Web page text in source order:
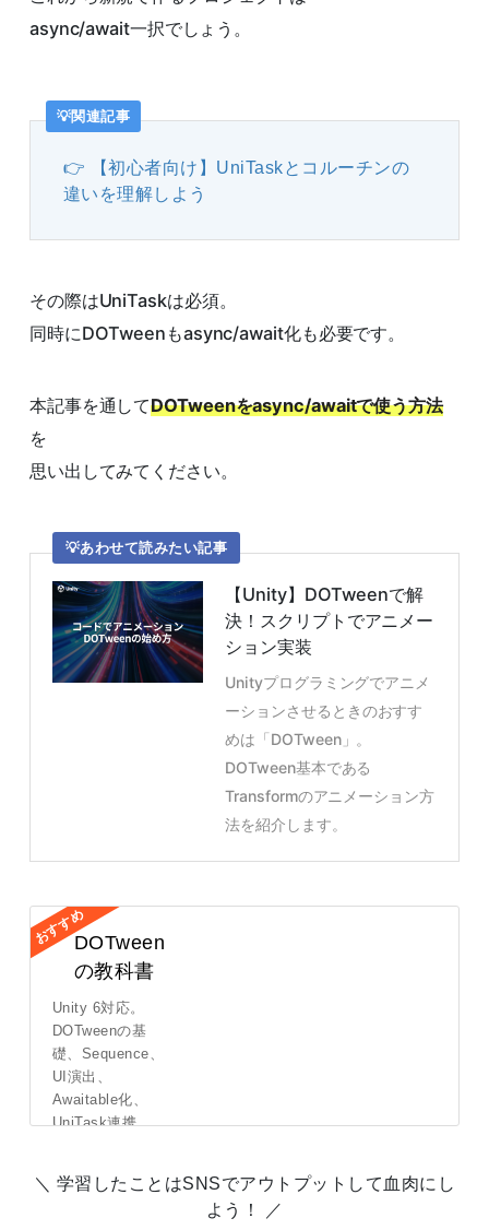
async/await一択でしょう。
関連記事
【初心者向け】UniTaskとコルーチンの
違いを理解しよう
その際はUniTaskは必須。
同時にDOTweenもasync/await化も必要です。
本記事を通してDOTweenをasync/awaitで使う方法
を
思い出してみてください。
あわせて読みたい記事
【Unity】DOTweenで解
決！スクリプトでアニメー
ション実装
Unityプログラミングでアニメ
ーションさせるときのおすす
めは「DOTween」。
DOTween基本である
Transformのアニメーション方
法を紹介します。
DOTween
の教科書
Unity 6対応。
DOTweenの基
礎、Sequence、
UI演出、
Awaitable化、
UniTask連携、
詳しくはこ
学習したことはSNSでアウトプットして血肉にし
よう！